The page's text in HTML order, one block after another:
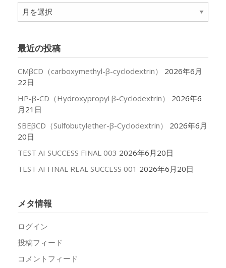
ア
ー
ブ
最近の投稿
CMβCD（carboxymethyl-β-cyclodextrin）
2026年6月
22日
HP-β-CD（Hydroxypropyl β-Cyclodextrin）
2026年6
月21日
SBEβCD（Sulfobutylether-β-Cyclodextrin）
2026年6月
20日
TEST AI SUCCESS FINAL 003 2026年6月20日
TEST AI FINAL REAL SUCCESS 001 2026年6月20日
メタ情報
ログイン
投稿フィード
コメントフィード